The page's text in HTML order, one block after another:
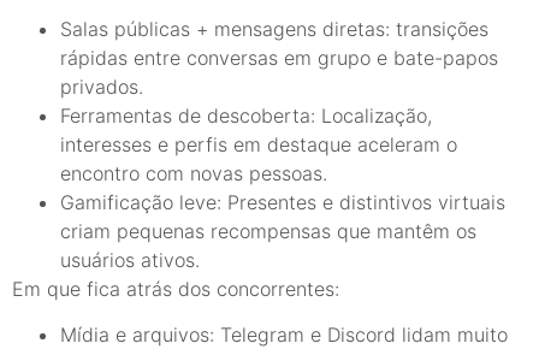
Salas públicas + mensagens diretas: transições
rápidas entre conversas em grupo e bate-papos
privados.
Ferramentas de descoberta: Localização,
interesses e perfis em destaque aceleram o
encontro com novas pessoas.
Gamificação leve: Presentes e distintivos virtuais
criam pequenas recompensas que mantêm os
usuários ativos.
Em que fica atrás dos concorrentes:
Mídia e arquivos: Telegram e Discord lidam muito